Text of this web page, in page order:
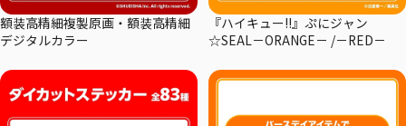
額装高精細複製原画・額装高精細
デジタルカラー
『ハイキュー!!』ぷにジャン
☆SEAL－ORANGE－ /－RED－